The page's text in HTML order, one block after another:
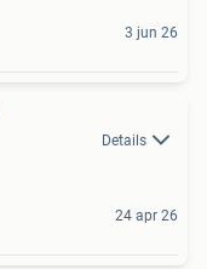
3 jun 26
Details
24 apr 26